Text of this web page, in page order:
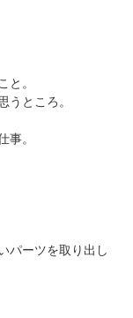
と。
うところ。
事。
パーツを取り出し